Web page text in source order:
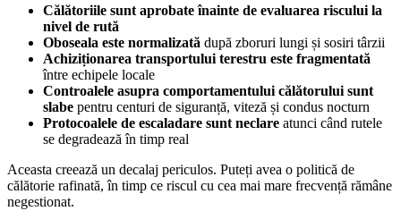
Călătoriile sunt aprobate înainte de evaluarea riscului la
nivel de rută
Oboseala este normalizată după zboruri lungi și sosiri târzii
Achiziționarea transportului terestru este fragmentată
între echipele locale
Controalele asupra comportamentului călătorului sunt
slabe pentru centuri de siguranță, viteză și condus nocturn
Protocoalele de escaladare sunt neclare atunci când rutele
se degradează în timp real
Aceasta creează un decalaj periculos. Puteți avea o politică de
călătorie rafinată, în timp ce riscul cu cea mai mare frecvență rămâne
negestionat.